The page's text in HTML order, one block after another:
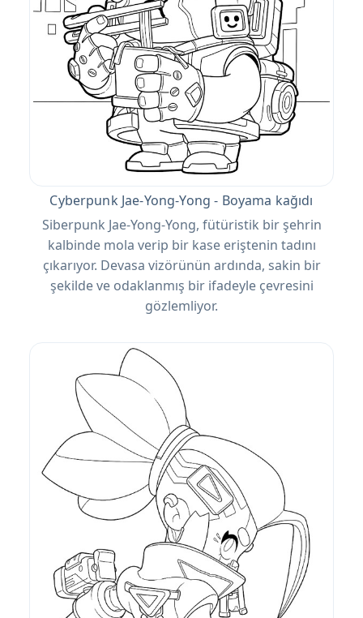
Cyberpunk Jae-Yong-Yong - Boyama kağıdı
Siberpunk Jae-Yong-Yong, fütüristik bir şehrin
kalbinde mola verip bir kase eriştenin tadını
çıkarıyor. Devasa vizörünün ardında, sakin bir
şekilde ve odaklanmış bir ifadeyle çevresini
gözlemliyor.